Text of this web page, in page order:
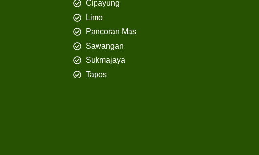
Cipayung
Limo
Pancoran Mas
Sawangan
Sukmajaya
Tapos